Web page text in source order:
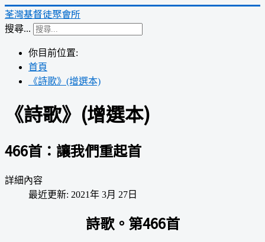
荃灣基督徒聚會所
搜尋...
你目前位置:
首頁
《詩歌》(增選本)
《詩歌》(增選本)
466首：讓我們重起首
詳細內容
最近更新: 2021年 3月 27日
詩歌。第466首